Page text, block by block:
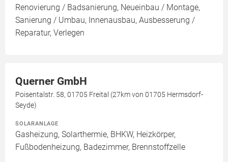
Renovierung / Badsanierung, Neueinbau / Montage,
Sanierung / Umbau, Innenausbau, Ausbesserung /
Reparatur, Verlegen
Querner GmbH
Poisentalstr. 58, 01705 Freital (27km von 01705 Hermsdorf-
Seyde)
SOLARANLAGE
Gasheizung, Solarthermie, BHKW, Heizkörper,
Fußbodenheizung, Badezimmer, Brennstoffzelle